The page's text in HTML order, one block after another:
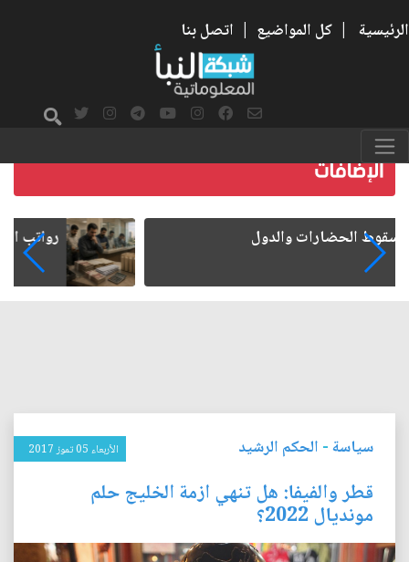
الرئيسية | كل المواضيع | اتصل بنا
رواتب الموظفين على صفيح ساخن
سياسة- الحكم الرشيد الأربعاء 05 تموز 2017
قطر والفيفا: هل تنهي ازمة الخليج حلم
مونديال 2022؟